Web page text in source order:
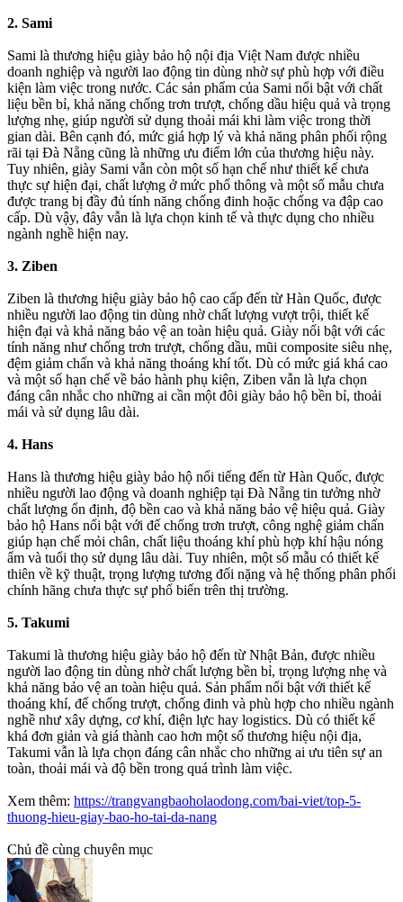
2. Sami
Sami là thương hiệu giày bảo hộ nội địa Việt Nam được nhiều
doanh nghiệp và người lao động tin dùng nhờ sự phù hợp với điều
kiện làm việc trong nước. Các sản phẩm của Sami nổi bật với chất
liệu bền bỉ, khả năng chống trơn trượt, chống dầu hiệu quả và trọng
lượng nhẹ, giúp người sử dụng thoải mái khi làm việc trong thời
gian dài. Bên cạnh đó, mức giá hợp lý và khả năng phân phối rộng
rãi tại Đà Nẵng cũng là những ưu điểm lớn của thương hiệu này.
Tuy nhiên, giày Sami vẫn còn một số hạn chế như thiết kế chưa
thực sự hiện đại, chất lượng ở mức phổ thông và một số mẫu chưa
được trang bị đầy đủ tính năng chống đinh hoặc chống va đập cao
cấp. Dù vậy, đây vẫn là lựa chọn kinh tế và thực dụng cho nhiều
ngành nghề hiện nay.
3. Ziben
Ziben là thương hiệu giày bảo hộ cao cấp đến từ Hàn Quốc, được
nhiều người lao động tin dùng nhờ chất lượng vượt trội, thiết kế
hiện đại và khả năng bảo vệ an toàn hiệu quả. Giày nổi bật với các
tính năng như chống trơn trượt, chống dầu, mũi composite siêu nhẹ,
đệm giảm chấn và khả năng thoáng khí tốt. Dù có mức giá khá cao
và một số hạn chế về bảo hành phụ kiện, Ziben vẫn là lựa chọn
đáng cân nhắc cho những ai cần một đôi giày bảo hộ bền bỉ, thoải
mái và sử dụng lâu dài.
4. Hans
Hans là thương hiệu giày bảo hộ nổi tiếng đến từ Hàn Quốc, được
nhiều người lao động và doanh nghiệp tại Đà Nẵng tin tưởng nhờ
chất lượng ổn định, độ bền cao và khả năng bảo vệ hiệu quả. Giày
bảo hộ Hans nổi bật với đế chống trơn trượt, công nghệ giảm chấn
giúp hạn chế mỏi chân, chất liệu thoáng khí phù hợp khí hậu nóng
ẩm và tuổi thọ sử dụng lâu dài. Tuy nhiên, một số mẫu có thiết kế
thiên về kỹ thuật, trọng lượng tương đối nặng và hệ thống phân phối
chính hãng chưa thực sự phổ biến trên thị trường.
5. Takumi
Takumi là thương hiệu giày bảo hộ đến từ Nhật Bản, được nhiều
người lao động tin dùng nhờ chất lượng bền bỉ, trọng lượng nhẹ và
khả năng bảo vệ an toàn hiệu quả. Sản phẩm nổi bật với thiết kế
thoáng khí, đế chống trượt, chống đinh và phù hợp cho nhiều ngành
nghề như xây dựng, cơ khí, điện lực hay logistics. Dù có thiết kế
khá đơn giản và giá thành cao hơn một số thương hiệu nội địa,
Takumi vẫn là lựa chọn đáng cân nhắc cho những ai ưu tiên sự an
toàn, thoải mái và độ bền trong quá trình làm việc.
Xem thêm: https://trangvangbaoholaodong.com/bai-viet/top-5-
thuong-hieu-giay-bao-ho-tai-da-nang
Chủ đề cùng chuyên mục